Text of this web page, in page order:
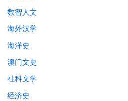
数智人文
海外汉学
海洋史
澳门文史
社科文学
经济史